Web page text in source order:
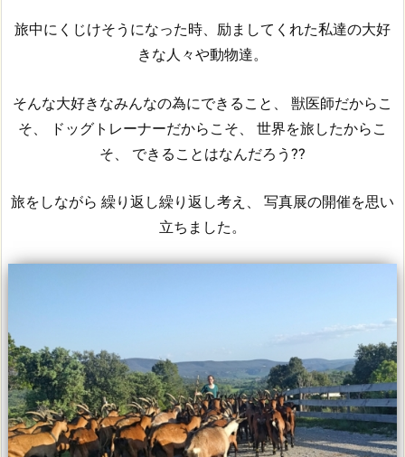
旅中にくじけそうになった時、励ましてくれた私達の大好
きな人々や動物達。
そんな大好きなみんなの為にできること、 獣医師だからこ
そ、 ドッグトレーナーだからこそ、 世界を旅したからこ
そ、 できることはなんだろう??
旅をしながら 繰り返し繰り返し考え、 写真展の開催を思い
立ちました。